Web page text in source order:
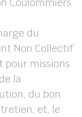
du
Non Collectif
pour missions
la
du bon
et, le